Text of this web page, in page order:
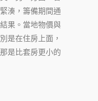
湊，籌備期間通
果。當地物價與
是在住房上面，
是比套房更小的